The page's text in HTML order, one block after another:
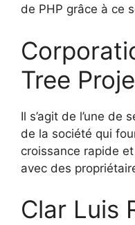
de PHP grâce à ce
Tree
Il s’agit de l’une de
de la société qui
croissance rapide
avec des
Clar Luis